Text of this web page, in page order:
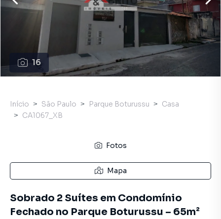
16
Início São Paulo Parque Boturussu
Casa
CA1067_XB
Fotos
Mapa
Sobrado 2 Suítes em Condomínio
Fechado no Parque Boturussu – 65m²